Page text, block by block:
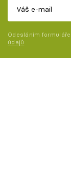
Odesláním
údajů